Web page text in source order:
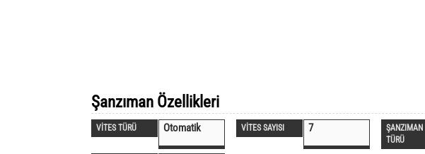
Şanzıman Özellikleri
VİTES TÜRÜ Otomatik VİTES SAYISI 7
ŞANZIMAN
TÜRÜ